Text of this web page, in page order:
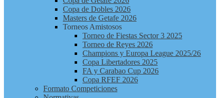
Copa de Dobles 2026
Masters de Getafe 2026
Torneos Amistosos
Torneo de Fiestas Sector 3 2025
Torneo de Reyes 2026
Champions y Europa League 2025/26
Copa Libertadores 2025
FA y Carabao Cup 2026
Copa RFEF 2026
Formato Competiciones